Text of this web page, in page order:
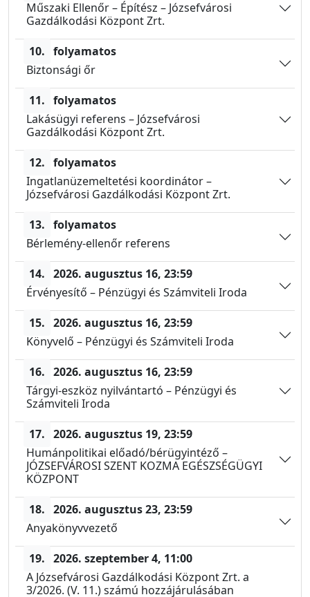
Műszaki Ellenőr – Építész – Józsefvárosi
Gazdálkodási Központ Zrt.
10. folyamatos
Biztonsági őr
11. folyamatos
Lakásügyi referens – Józsefvárosi
Gazdálkodási Központ Zrt.
12. folyamatos
Ingatlanüzemeltetési koordinátor –
Józsefvárosi Gazdálkodási Központ Zrt.
13. folyamatos
Bérlemény-ellenőr referens
14. 2026. augusztus 16, 23:59
Érvényesítő – Pénzügyi és Számviteli Iroda
15. 2026. augusztus 16, 23:59
Könyvelő – Pénzügyi és Számviteli Iroda
16. 2026. augusztus 16, 23:59
Tárgyi-eszköz nyilvántartó – Pénzügyi és
Számviteli Iroda
17. 2026. augusztus 19, 23:59
Humánpolitikai előadó/bérügyintéző –
JÓZSEFVÁROSI SZENT KOZMA EGÉSZSÉGÜGYI
KÖZPONT
18. 2026. augusztus 23, 23:59
Anyakönyvvezető
19. 2026. szeptember 4, 11:00
A Józsefvárosi Gazdálkodási Központ Zrt. a
3/2026. (V. 11.) számú hozzájárulásában